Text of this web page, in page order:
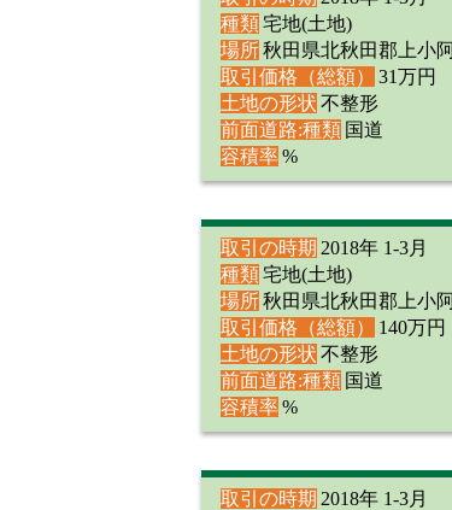
種類宅地(土地)
場所秋田県北秋田郡上小
取引価格（総額）
31万円
土地の形状 不整形
前面道路:種類 国道
容積率%
取引の時期 2018年 1-3月
種類宅地(土地)
場所秋田県北秋田郡上小
取引価格（総額）
140万円
土地の形状 不整形
前面道路:種類 国道
容積率%
取引の時期 2018年 1-3月